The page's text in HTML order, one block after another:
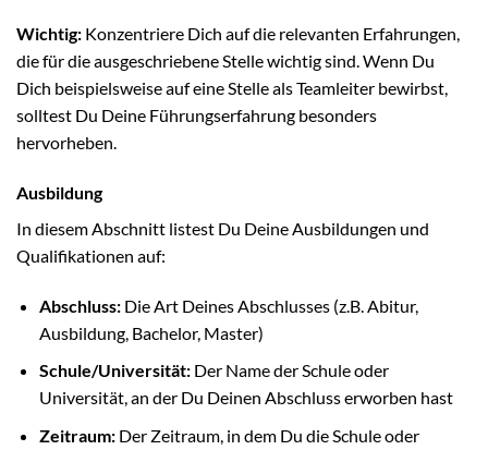
Wichtig: Konzentriere Dich auf die relevanten Erfahrungen,
die für die ausgeschriebene Stelle wichtig sind. Wenn Du
Dich beispielsweise auf eine Stelle als Teamleiter bewirbst,
solltest Du Deine Führungserfahrung besonders
hervorheben.
Ausbildung
In diesem Abschnitt listest Du Deine Ausbildungen und
Qualifikationen auf:
Abschluss:Die Art Deines Abschlusses (z.B. Abitur,
Ausbildung, Bachelor, Master)
Schule/Universität:Der Name der Schule oder
Universität, an der Du Deinen Abschluss erworben hast
Zeitraum:Der Zeitraum, in dem Du die Schule oder